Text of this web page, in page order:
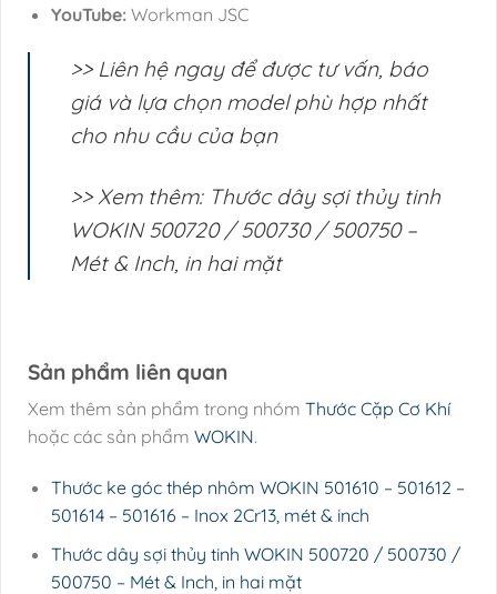
YouTube:Workman JSC
>> Liên hệ ngay để được tư vấn, báo
giá và lựa chọn model phù hợp nhất
cho nhu cầu của bạn
>> Xem thêm: Thước dây sợi thủy tinh
WOKIN 500720 / 500730 / 500750 –
Mét & Inch, in hai mặt
Sản phẩm liên quan
Xem thêm sản phẩm trong nhóm Thước Cặp Cơ Khí
hoặc các sản phẩm WOKIN.
Thước ke góc thép nhôm WOKIN 501610 – 501612 –
501614 – 501616 – Inox 2Cr13, mét & inch
Thước dây sợi thủy tinh WOKIN 500720 / 500730 /
500750 – Mét & Inch, in hai mặt